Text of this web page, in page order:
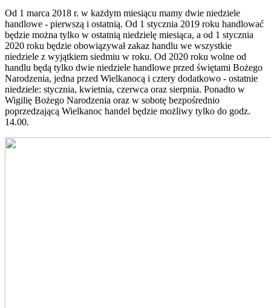
Od 1 marca 2018 r. w każdym miesiącu mamy dwie niedziele
handlowe - pierwszą i ostatnią. Od 1 stycznia 2019 roku handlować
będzie można tylko w ostatnią niedzielę miesiąca, a od 1 stycznia
2020 roku będzie obowiązywał zakaz handlu we wszystkie
niedziele z wyjątkiem siedmiu w roku. Od 2020 roku wolne od
handlu będą tylko dwie niedziele handlowe przed świętami Bożego
Narodzenia, jedna przed Wielkanocą i cztery dodatkowo - ostatnie
niedziele: stycznia, kwietnia, czerwca oraz sierpnia. Ponadto w
Wigilię Bożego Narodzenia oraz w sobotę bezpośrednio
poprzedzającą Wielkanoc handel będzie możliwy tylko do godz.
14.00.